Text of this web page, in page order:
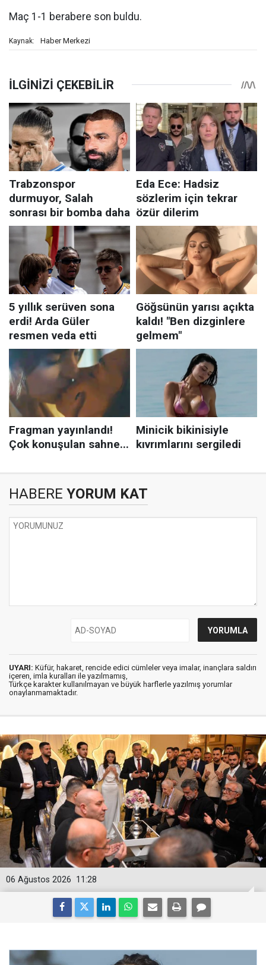
Maç 1-1 berabere son buldu.
Kaynak: Haber Merkezi
HABERE YORUM KAT
UYARI: Küfür, hakaret, rencide edici cümleler veya imalar, inançlara saldırı
içeren, imla kuralları ile yazılmamış,
Türkçe karakter kullanılmayan ve büyük harflerle yazılmış yorumlar
onaylanmamaktadır.
11:28
06 Ağustos 2026